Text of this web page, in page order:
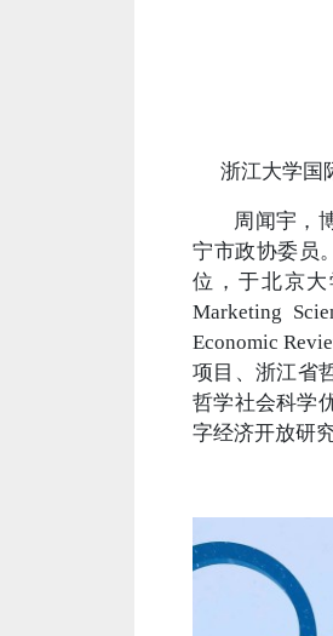
浙江大学国
周闻宇，
宁市政协委员
位，于北京大
Marketing
Economic
项目、浙江省
哲学社会科学
字经济开放研